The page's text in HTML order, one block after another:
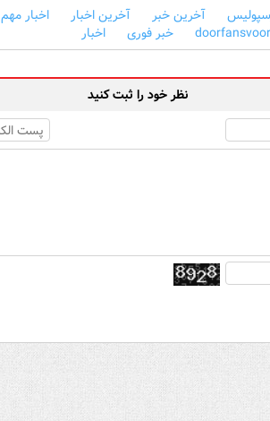
آخرین خبر آخرین اخبار اخبار مهم
خبر فوری اخبار
نظر خود را ثبت کنید